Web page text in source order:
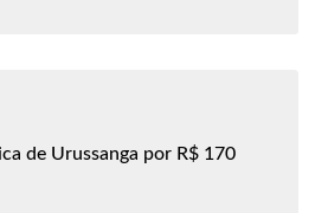
de Urussanga por R$ 170